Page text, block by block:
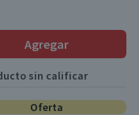
Agregar
sin calificar
Oferta